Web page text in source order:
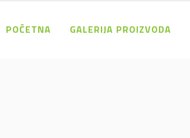
POČETNA GALERIJA PROIZVODA